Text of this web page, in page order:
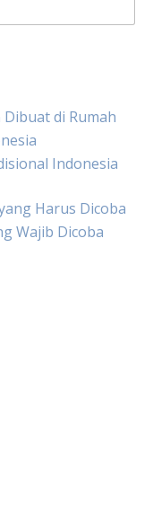
Dibuat di Rumah
Indonesia
Harus Dicoba
Wajib Dicoba